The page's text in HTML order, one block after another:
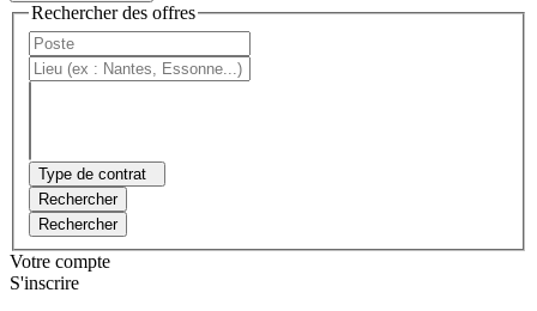
Rechercher des offres
Type de contrat
Rechercher
Rechercher
Votre compte
S'inscrire